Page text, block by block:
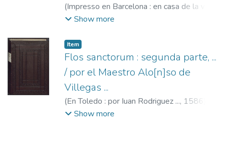
(Impresso en Barcelona : en casa de la viuda
Gotard,1590)
1590-1591.
Show more
Item
Flos sanctorum : segunda parte, ...
/ por el Maestro Alo[n]so de
Villegas ...
(En Toledo : por Iuan Rodriguez ..., 1586
Villegas, Alonso de, 1534-ca. 1615.
Show more